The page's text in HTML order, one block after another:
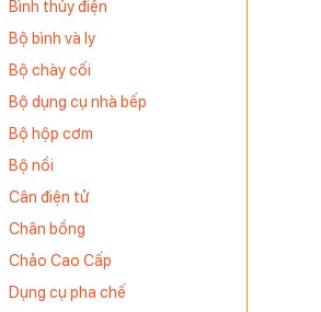
Bình thủy điện
Bộ bình và ly
Bộ chày cối
Bộ dụng cụ nhà bếp
Bộ hộp cơm
Bộ nồi
Cân điện tử
Chân bồng
Chảo Cao Cấp
Dụng cụ pha chế